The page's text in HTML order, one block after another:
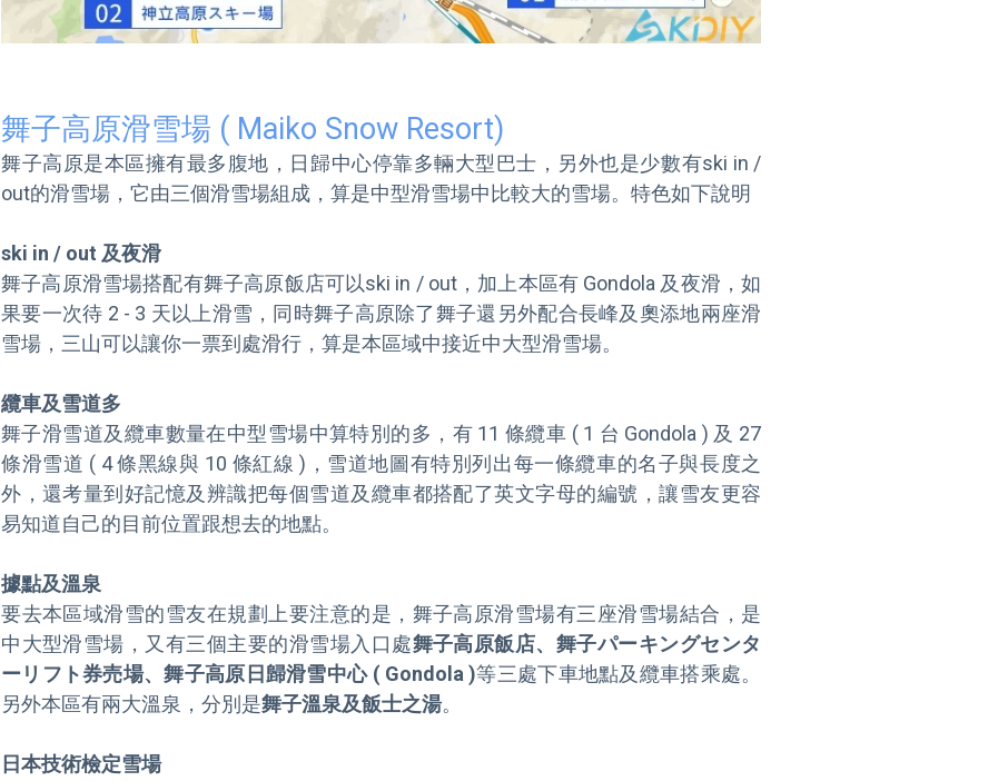
舞子高原滑雪場 ( Maiko Snow Resort)
舞子高原是本區擁有最多腹地，日歸中心停靠多輛大型巴士，另外也是少數有ski in /
out的滑雪場，它由三個滑雪場組成，算是中型滑雪場中比較大的雪場。特色如下說明
ski in / out 及夜滑
舞子高原滑雪場搭配有舞子高原飯店可以ski in / out，加上本區有 Gondola 及夜滑，如
果要一次待 2 - 3 天以上滑雪，同時舞子高原除了舞子還另外配合長峰及奧添地兩座滑
雪場，三山可以讓你一票到處滑行，算是本區域中接近中大型滑雪場。
纜車及雪道多
舞子滑雪道及纜車數量在中型雪場中算特別的多，有 11 條纜車 ( 1 台 Gondola ) 及 27
條滑雪道 ( 4 條黑線與 10 條紅線 )，雪道地圖有特別列出每一條纜車的名子與長度之
外，還考量到好記憶及辨識把每個雪道及纜車都搭配了英文字母的編號，讓雪友更容
易知道自己的目前位置跟想去的地點。
據點及溫泉
要去本區域滑雪的雪友在規劃上要注意的是，舞子高原滑雪場有三座滑雪場結合，是
中大型滑雪場，又有三個主要的滑雪場入口處舞子高原飯店、舞子パーキングセンタ
ーリフト券売場、舞子高原日歸滑雪中心 ( Gondola )等三處下車地點及纜車搭乘處。
另外本區有兩大溫泉，分別是舞子溫泉及飯士之湯。
日本技術檢定雪場